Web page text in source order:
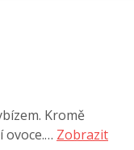
Kromě
ovoce.… Zobrazit